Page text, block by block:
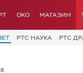
OKO МАГАЗИН
РТС НАУКА РТС